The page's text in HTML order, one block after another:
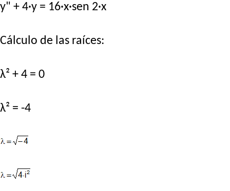
y" + 4·y = 16·x·sen 2·x
Cálculo de las raíces:
λ² + 4 = 0
λ² = -4